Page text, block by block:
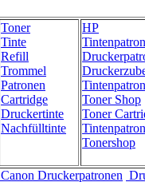
Toner
Tinte
Refill
Trommel
Patronen
Cartridge
Druckertinte
Nachfülltinte
HP
Toner Shop
Toner
Tonershop
Canon Druckerpatronen